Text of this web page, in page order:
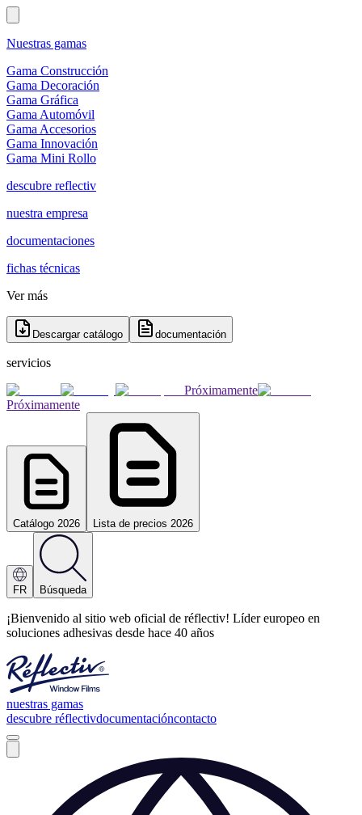
Nuestras gamas
Gama Construcción
Gama Decoración
Gama Gráfica
Gama Automóvil
Gama Accesorios
Gama Innovación
Gama Mini Rollo
descubre reflectiv
nuestra empresa
documentaciones
fichas técnicas
Ver más
Descargar catálogo documentación
servicios
Próximamente
Próximamente
Catálogo 2026 Lista de precios 2026
FR Búsqueda
¡Bienvenido al sitio web oficial de réflectiv! Líder europeo en
soluciones adhesivas desde hace 40 años
nuestras gamas
descubre réflectivdocumentacióncontacto